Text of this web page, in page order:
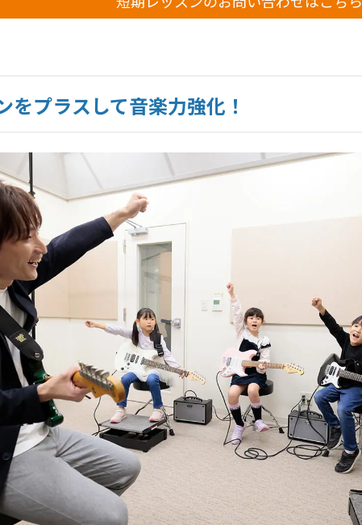
をプラスして音楽力強化！